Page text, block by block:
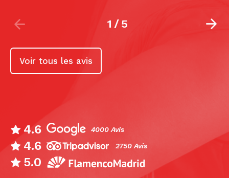
1/5
Voir tous les avis
4.6 4000 Avis
4.6 2750 Avis
5.0